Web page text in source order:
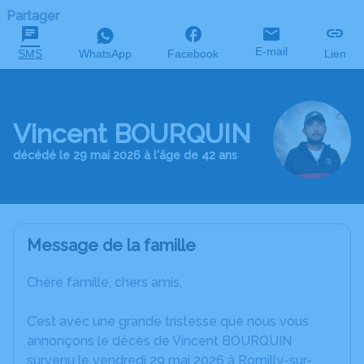
Partager
SMS WhatsApp Facebook E-mail Lien
Vincent BOURQUIN
décédé le 29 mai 2026 à l'âge de 42 ans
Message de la famille
Chère famille, chers amis,
C’est avec une grande tristesse que nous vous
annonçons le décès de Vincent BOURQUIN
survenu le vendredi 29 mai 2026 à Romilly-sur-